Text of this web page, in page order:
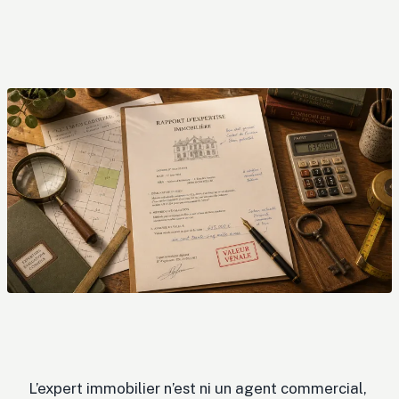
L’expert immobilier n’est ni un agent commercial,